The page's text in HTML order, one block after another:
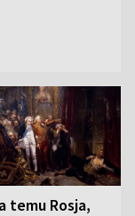
temu Rosja,